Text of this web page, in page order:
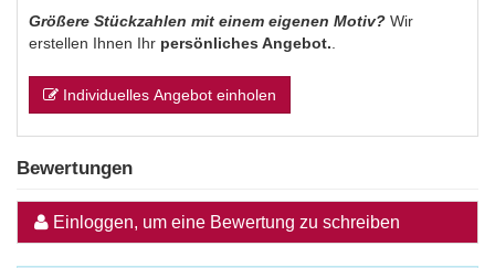
Größere Stückzahlen mit einem eigenen Motiv? Wir
erstellen Ihnen Ihr persönliches Angebot.
Individuelles Angebot einholen
Bewertungen
Einloggen, um eine Bewertung zu schreiben